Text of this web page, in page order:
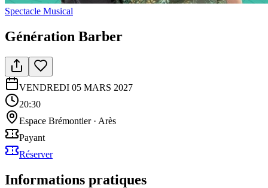
Spectacle Musical
Génération Barber
VENDREDI 05 MARS 2027
20:30
Espace Brémontier· Arès
Payant
Réserver
Informations pratiques